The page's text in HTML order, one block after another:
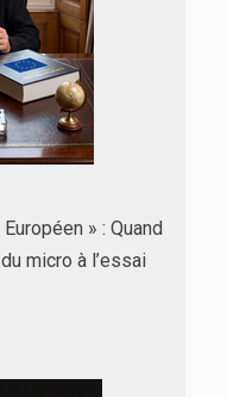
» : Quand
micro à l’essai